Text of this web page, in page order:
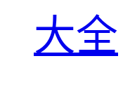
大全